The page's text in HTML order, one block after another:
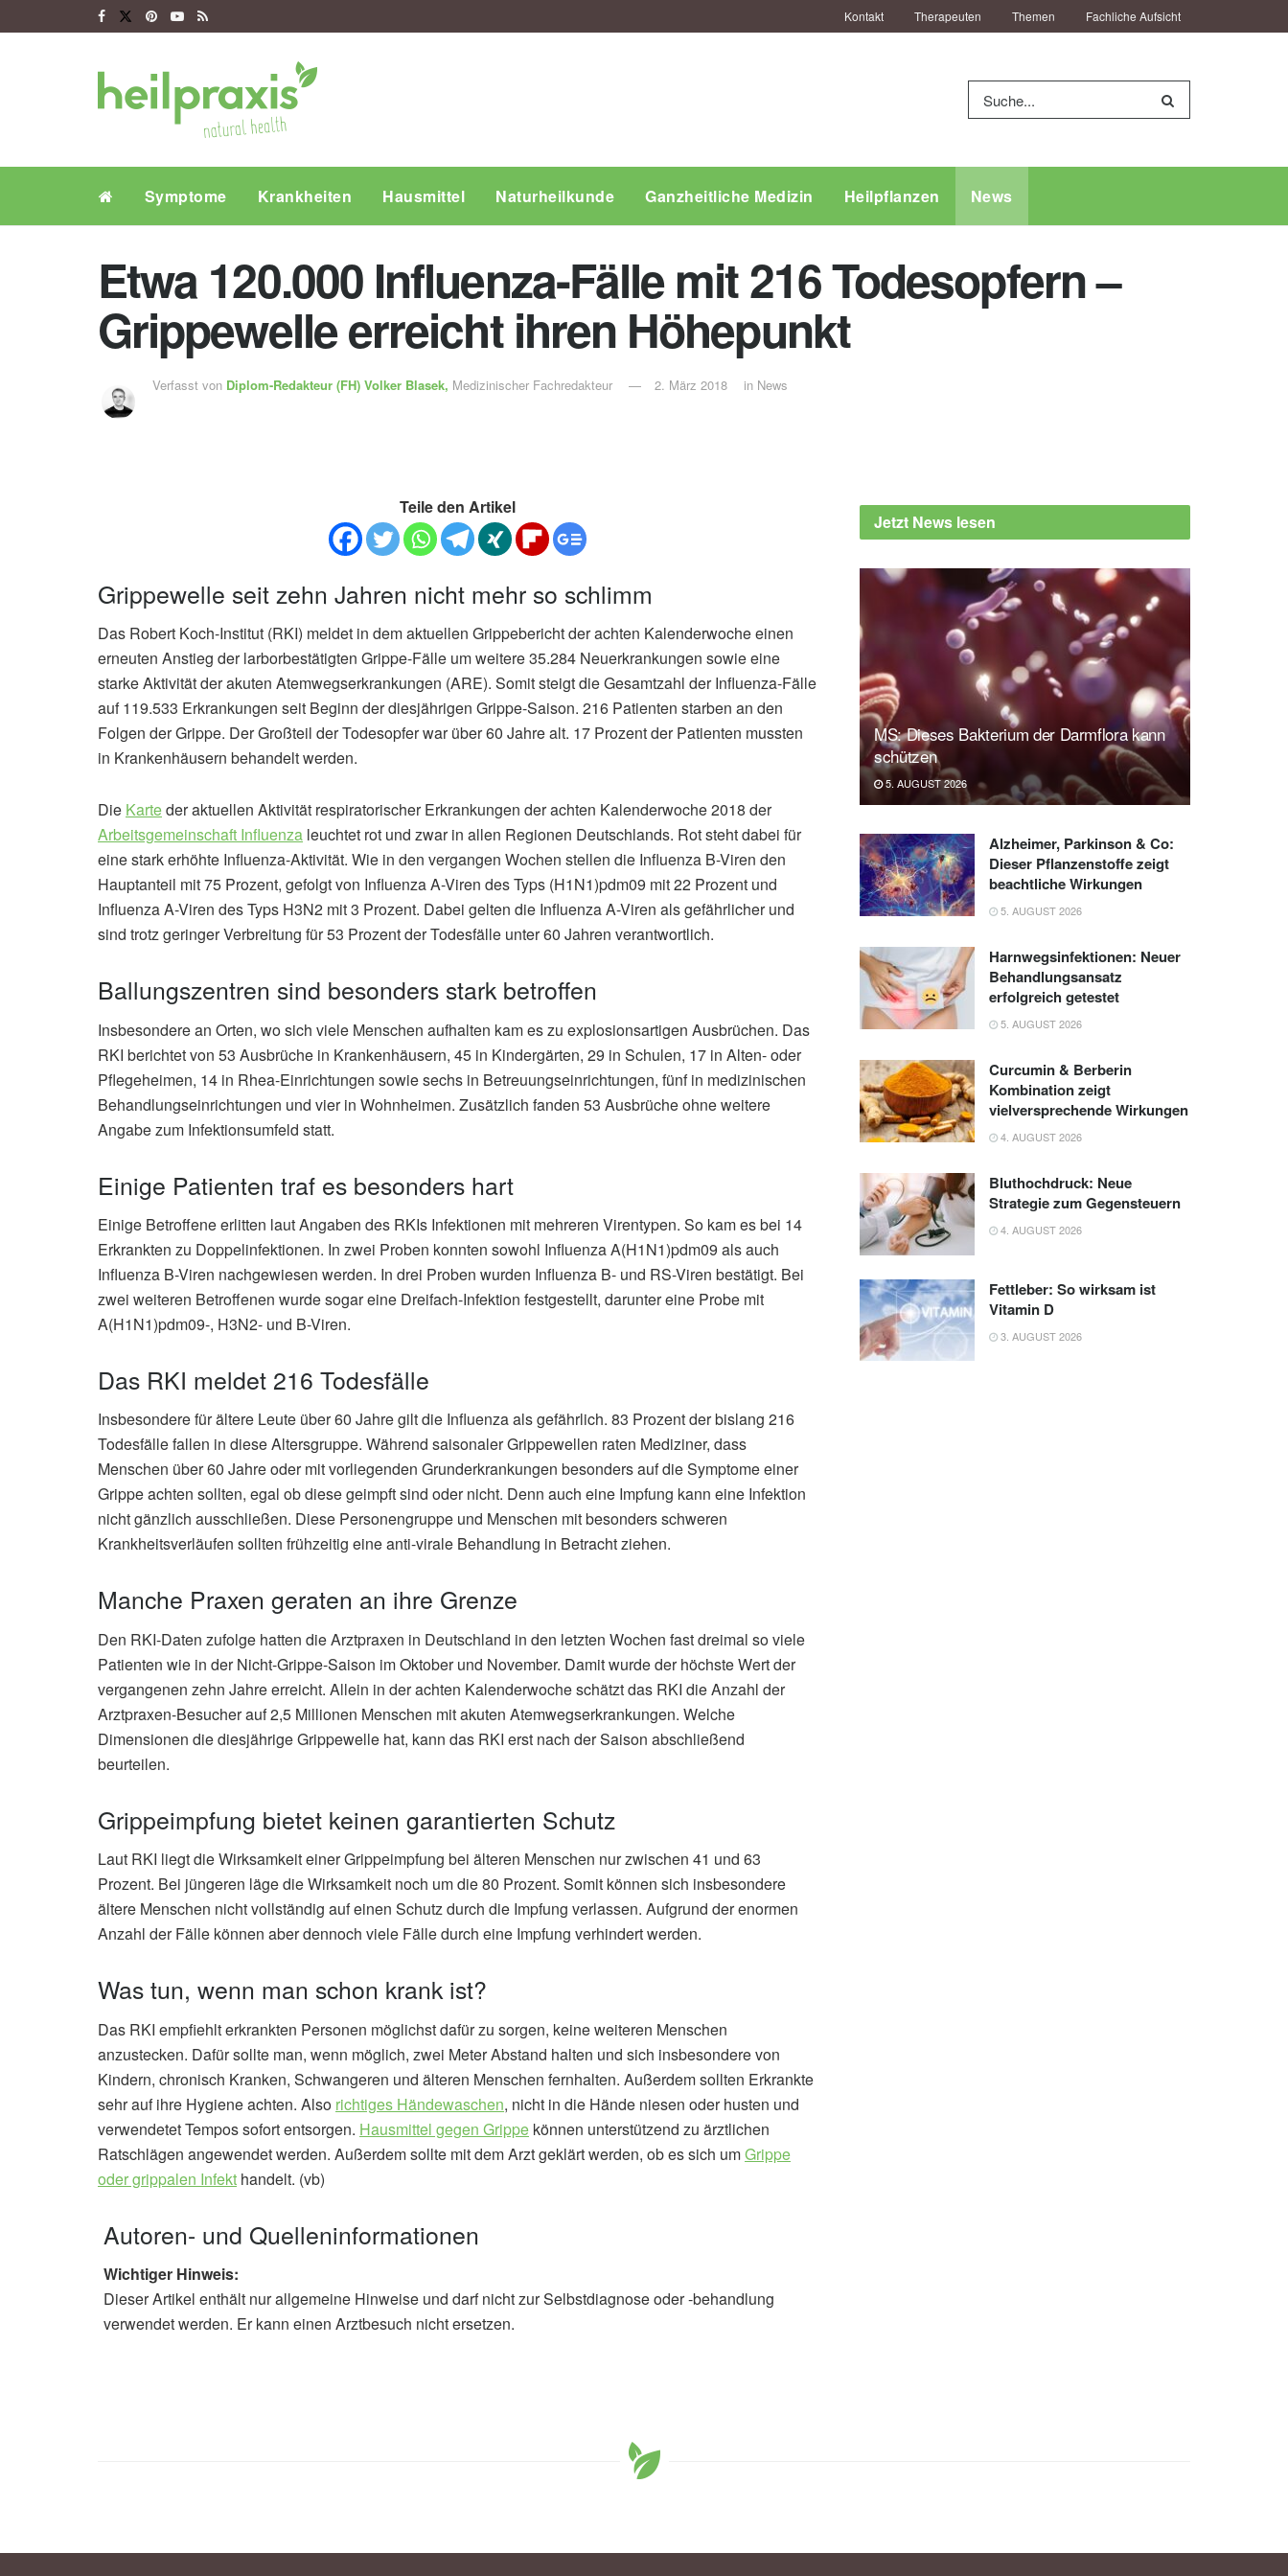
Kontakt Therapeuten Themen Fachliche Aufsicht
Symptome Krankheiten Hausmittel Naturheilkunde Ganzheitliche Medizin Heilpflanzen News
Etwa 120.000 Influenza-Fälle mit 216 Todesopfern –
Grippewelle erreicht ihren Höhepunkt
Verfasst von Diplom-Redakteur (FH) Volker Blasek, Medizinischer Fachredakteur 2. März 2018 in News
Teile den Artikel
Grippewelle seit zehn Jahren nicht mehr so schlimm
Das Robert Koch-Institut (RKI) meldet in dem aktuellen Grippebericht der achten Kalenderwoche einen
erneuten Anstieg der larborbestätigten Grippe-Fälle um weitere 35.284 Neuerkrankungen sowie eine
starke Aktivität der akuten Atemwegserkrankungen (ARE). Somit steigt die Gesamtzahl der Influenza-Fälle
auf 119.533 Erkrankungen seit Beginn der diesjährigen Grippe-Saison. 216 Patienten starben an den
Folgen der Grippe. Der Großteil der Todesopfer war über 60 Jahre alt. 17 Prozent der Patienten mussten
in Krankenhäusern behandelt werden.
Die Karteder aktuellen Aktivität respiratorischer Erkrankungen der achten Kalenderwoche 2018 der
Arbeitsgemeinschaft Influenza leuchtet rot und zwar in allen Regionen Deutschlands. Rot steht dabei für
eine stark erhöhte Influenza-Aktivität. Wie in den vergangen Wochen stellen die Influenza B-Viren den
Hauptanteil mit 75 Prozent, gefolgt von Influenza A-Viren des Typs (H1N1)pdm09 mit 22 Prozent und
Influenza A-Viren des Typs H3N2 mit 3 Prozent. Dabei gelten die Influenza A-Viren als gefährlicher und
sind trotz geringer Verbreitung für 53 Prozent der Todesfälle unter 60 Jahren verantwortlich.
Ballungszentren sind besonders stark betroffen
Insbesondere an Orten, wo sich viele Menschen aufhalten kam es zu explosionsartigen Ausbrüchen. Das
RKI berichtet von 53 Ausbrüche in Krankenhäusern, 45 in Kindergärten, 29 in Schulen, 17 in Alten- oder
Pflegeheimen, 14 in Rhea-Einrichtungen sowie sechs in Betreuungseinrichtungen, fünf in medizinischen
Behandlungseinrichtungen und vier in Wohnheimen. Zusätzlich fanden 53 Ausbrüche ohne weitere
Angabe zum Infektionsumfeld statt.
Einige Patienten traf es besonders hart
Einige Betroffene erlitten laut Angaben des RKIs Infektionen mit mehreren Virentypen. So kam es bei 14
Erkrankten zu Doppelinfektionen. In zwei Proben konnten sowohl Influenza A(H1N1)pdm09 als auch
Influenza B-Viren nachgewiesen werden. In drei Proben wurden Influenza B- und RS-Viren bestätigt. Bei
zwei weiteren Betroffenen wurde sogar eine Dreifach-Infektion festgestellt, darunter eine Probe mit
A(H1N1)pdm09-, H3N2- und B-Viren.
Das RKI meldet 216 Todesfälle
Insbesondere für ältere Leute über 60 Jahre gilt die Influenza als gefährlich. 83 Prozent der bislang 216
Todesfälle fallen in diese Altersgruppe. Während saisonaler Grippewellen raten Mediziner, dass
Menschen über 60 Jahre oder mit vorliegenden Grunderkrankungen besonders auf die Symptome einer
Grippe achten sollten, egal ob diese geimpft sind oder nicht. Denn auch eine Impfung kann eine Infektion
nicht gänzlich ausschließen. Diese Personengruppe und Menschen mit besonders schweren
Krankheitsverläufen sollten frühzeitig eine anti-virale Behandlung in Betracht ziehen.
Manche Praxen geraten an ihre Grenze
Den RKI-Daten zufolge hatten die Arztpraxen in Deutschland in den letzten Wochen fast dreimal so viele
Patienten wie in der Nicht-Grippe-Saison im Oktober und November. Damit wurde der höchste Wert der
vergangenen zehn Jahre erreicht. Allein in der achten Kalenderwoche schätzt das RKI die Anzahl der
Arztpraxen-Besucher auf 2,5 Millionen Menschen mit akuten Atemwegserkrankungen. Welche
Dimensionen die diesjährige Grippewelle hat, kann das RKI erst nach der Saison abschließend
beurteilen.
Grippeimpfung bietet keinen garantierten Schutz
Laut RKI liegt die Wirksamkeit einer Grippeimpfung bei älteren Menschen nur zwischen 41 und 63
Prozent. Bei jüngeren läge die Wirksamkeit noch um die 80 Prozent. Somit können sich insbesondere
ältere Menschen nicht vollständig auf einen Schutz durch die Impfung verlassen. Aufgrund der enormen
Anzahl der Fälle können aber dennoch viele Fälle durch eine Impfung verhindert werden.
Was tun, wenn man schon krank ist?
Das RKI empfiehlt erkrankten Personen möglichst dafür zu sorgen, keine weiteren Menschen
anzustecken. Dafür sollte man, wenn möglich, zwei Meter Abstand halten und sich insbesondere von
Kindern, chronisch Kranken, Schwangeren und älteren Menschen fernhalten. Außerdem sollten Erkrankte
sehr auf ihre Hygiene achten. Also richtiges Händewaschen, nicht in die Hände niesen oder husten und
verwendetet Tempos sofort entsorgen. Hausmittel gegen Grippe können unterstützend zu ärztlichen
Ratschlägen angewendet werden. Außerdem sollte mit dem Arzt geklärt werden, ob es sich umGrippe
oder grippalen Infekt handelt. (vb)
Autoren- und Quelleninformationen
Wichtiger Hinweis:
Dieser Artikel enthält nur allgemeine Hinweise und darf nicht zur Selbstdiagnose oder -behandlung
verwendet werden. Er kann einen Arztbesuch nicht ersetzen.
Jetzt News lesen
MS: Dieses Bakterium der Darmflora kann
schützen
5. AUGUST 2026
Alzheimer, Parkinson & Co:
Dieser Pflanzenstoffe zeigt
beachtliche Wirkungen
5. AUGUST 2026
Harnwegsinfektionen: Neuer
Behandlungsansatz
erfolgreich getestet
5. AUGUST 2026
Curcumin & Berberin
Kombination zeigt
vielversprechende Wirkungen
4. AUGUST 2026
Bluthochdruck: Neue
Strategie zum Gegensteuern
4. AUGUST 2026
Fettleber: So wirksam ist
Vitamin D
3. AUGUST 2026